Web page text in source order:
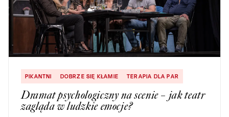
PIKANTNI DOBRZE SIĘ KŁAMIE TERAPIA DLA PAR
Dramat psychologiczny na scenie – jak teatr
zagląda w ludzkie emocje?